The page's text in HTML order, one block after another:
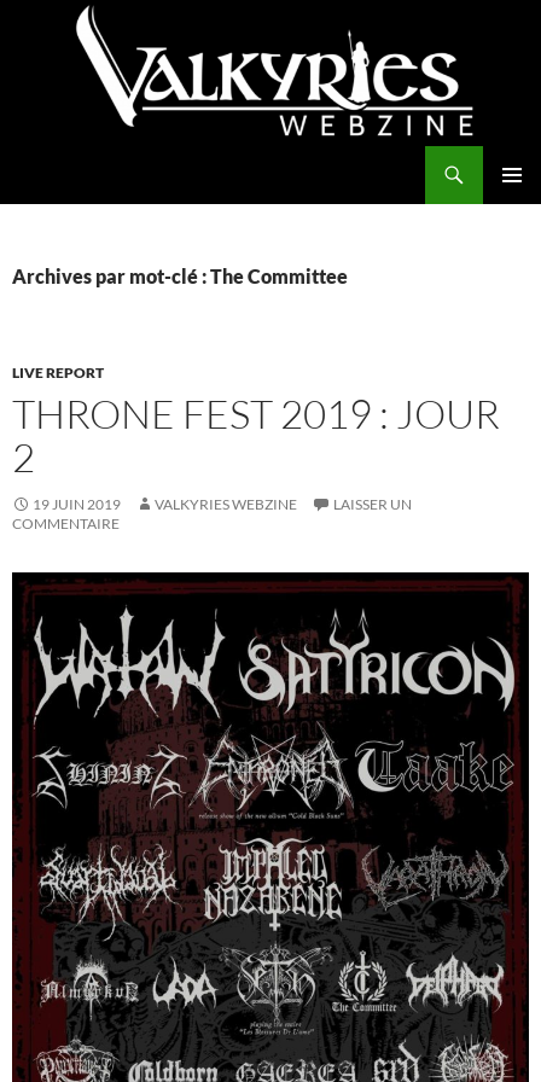
Archives par mot-clé : The Committee
LIVE REPORT
THRONE FEST 2019 : JOUR
2
19 JUIN 2019 VALKYRIES WEBZINE
LAISSER UN
COMMENTAIRE